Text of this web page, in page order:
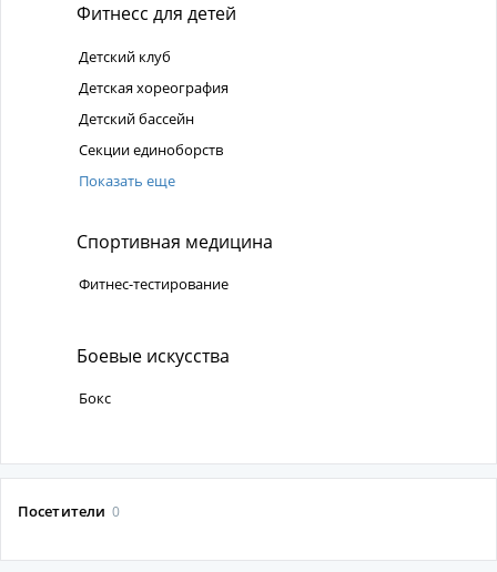
Фитнесс для детей
Детский клуб
Детская хореография
Детский бассейн
Секции единоборств
Показать еще
Спортивная медицина
Фитнес-тестирование
Боевые искусства
Бокс
Посетители 0